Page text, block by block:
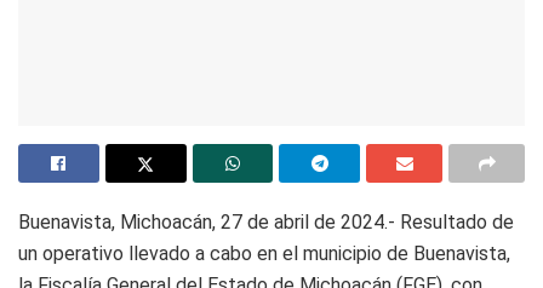
Buenavista, Michoacán, 27 de abril de 2024.- Resultado de
un operativo llevado a cabo en el municipio de Buenavista,